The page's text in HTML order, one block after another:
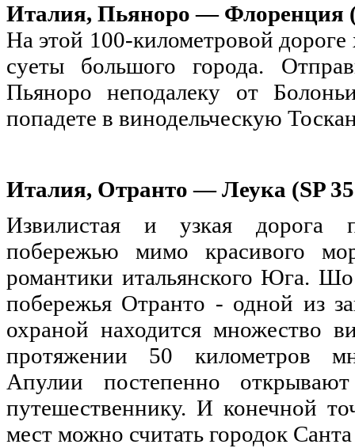
Италия, Пьяноро — Флоренция
На этой 100-километровой
суеты большого города.
Пьяноро неподалеку от
попадете в винодельческую
Италия, Отранто — Леука (SP
Извилистая и узкая дорога
побережью мимо красивого
романтики итальянского Юга.
побережья Отранто - одной из
охраной находится множество
протяжении 50 километров
Апулии постепенно
путешественнику. И конечной
мест можно считать городок